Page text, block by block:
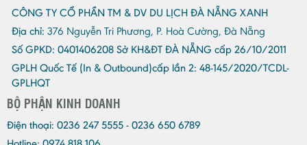
CÔNG TY CỔ PHẦN TM & DV DU LỊCH ĐÀ NẴNG XANH
Địa chỉ: 376 Nguyễn Tri Phương, P. Hoà Cường, Đà Nẵng
Số GPKD: 0401406208 Sở KH&ĐT ĐÀ NẴNG cấp 26/10/2011
GPLH Quốc Tế (In & Outbound)cấp lần 2: 48-145/2020/TCDL-
GPLHQT
BỘ PHẬN KINH DOANH
Điện thoại: 0236 247 5555 - 0236 650 6789